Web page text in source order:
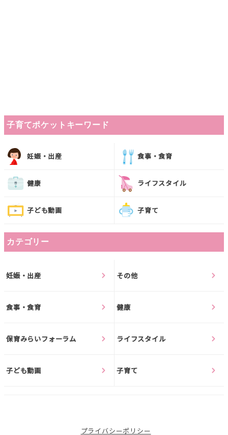
子育てポケットキーワード
妊娠・出産 食事・食育
健康 ライフスタイル
子ども動画 子育て
カテゴリー
妊娠・出産 その他
食事・食育 健康
保育みらいフォーラム ライフスタイル
子ども動画 子育て
プライバシーポリシー